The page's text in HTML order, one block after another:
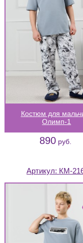
Костюм для
Олимп-1
890 руб.
Артикул: КМ-